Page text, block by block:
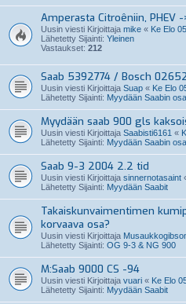
Amperasta Citroêniin, PHEV -
Uusin viesti Kirjoittaja mike « Ke Elo
Lähetetty Sijainti: Yleinen
Vastaukset: 212
Saab 5392774 / Bosch
Uusin viesti Kirjoittaja Suap « Ke Elo
Lähetetty Sijainti: Myydään Saabin
Myydään saab 900 gls
Uusin viesti Kirjoittaja Saabisti6161 «
Lähetetty Sijainti: Myydään Saabin
Saab 9-3 2004 2.2 tid
Uusin viesti Kirjoittaja sinnernotasaint
Lähetetty Sijainti: Myydään Saabit
Takaiskunvaimentimen
korvaava osa?
Uusin viesti Kirjoittaja
Lähetetty Sijainti: OG 9-3 & NG 900
M:Saab 9000 CS -94
Uusin viesti Kirjoittaja vuari « Ke Elo
Lähetetty Sijainti: Myydään Saabit